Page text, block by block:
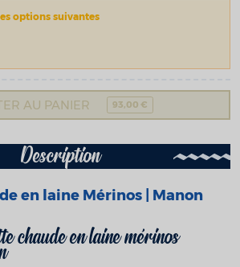
options suivantes
AU PANIER 93,00 €
Description
en laine Mérinos | Manon
chaude en laine mérinos